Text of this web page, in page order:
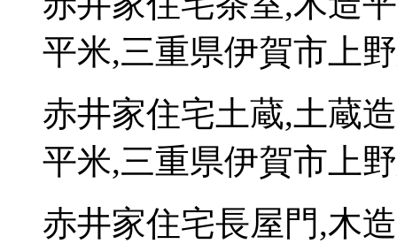
平米,三重県伊賀市上
赤井家住宅土蔵,土蔵
平米,三重県伊賀市上
赤井家住宅長屋門,木